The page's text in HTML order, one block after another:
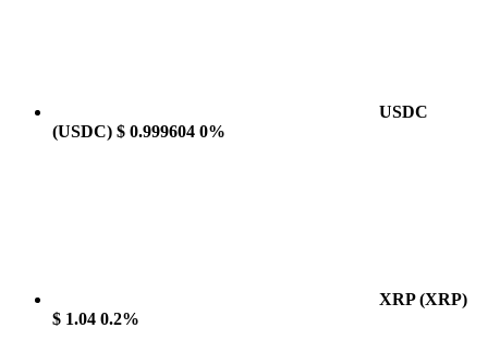
USDC
(USDC) $ 0.999604 0%
XRP(XRP)
$ 1.04 0.2%